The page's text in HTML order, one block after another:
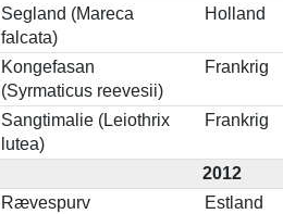
Segland (Mareca
falcata)
Holland
Kongefasan
(Syrmaticus reevesii)
Frankrig
Sangtimalie (Leiothrix
lutea)
Frankrig
2012
Rævespurv
Estland